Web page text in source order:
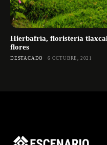
Hierbafría, floristería
flores
DESTACADO 6 OCTUBRE, 2021